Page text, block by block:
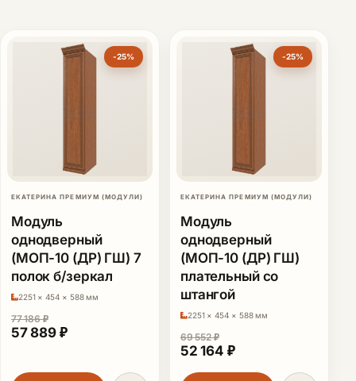
-25%
ЕКАТЕРИНА ПРЕМИУМ (МОДУЛИ)
Модуль
однодверный
(МОП-10 (ДР) ГШ) 7
полок б/зеркал
2251 × 454 × 588 мм
77 186₽
Первоначальная цена составляла 77 186 ₽.
57 889 ₽Текущая цена: 57 889 ₽.
-25%
ЕКАТЕРИНА ПРЕМИУМ (МОДУЛИ)
Модуль
однодверный
(МОП-10 (ДР) ГШ)
плательный со
штангой
2251 × 454 × 588 мм
69 552₽
Первоначальная цена
52 164 ₽Текущая цена: 52